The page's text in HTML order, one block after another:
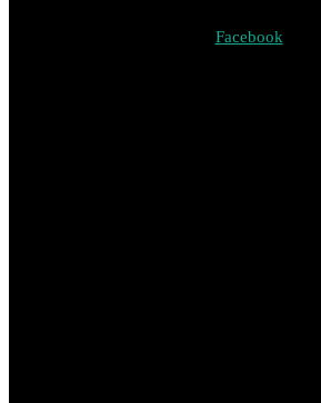
Facebook